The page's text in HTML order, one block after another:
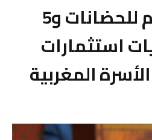
20 مليون درهم للحضانات و5
استثمارات
المغربية